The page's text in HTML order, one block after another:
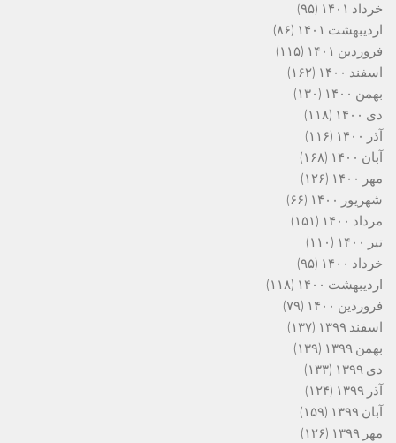
خرداد ۱۴۰۱
(۹۵)
اردیبهشت ۱۴۰۱
(۸۶)
فروردین ۱۴۰۱
(۱۱۵)
اسفند ۱۴۰۰
(۱۶۲)
بهمن ۱۴۰۰
(۱۳۰)
دی ۱۴۰۰
(۱۱۸)
آذر ۱۴۰۰
(۱۱۶)
آبان ۱۴۰۰
(۱۶۸)
مهر ۱۴۰۰
(۱۲۶)
شهریور ۱۴۰۰
(۶۶)
مرداد ۱۴۰۰
(۱۵۱)
تیر ۱۴۰۰
(۱۱۰)
خرداد ۱۴۰۰
(۹۵)
اردیبهشت ۱۴۰۰
(۱۱۸)
فروردین ۱۴۰۰
(۷۹)
اسفند ۱۳۹۹
(۱۳۷)
بهمن ۱۳۹۹
(۱۳۹)
دی ۱۳۹۹
(۱۳۳)
آذر ۱۳۹۹
(۱۲۴)
آبان ۱۳۹۹
(۱۵۹)
مهر ۱۳۹۹
(۱۲۶)